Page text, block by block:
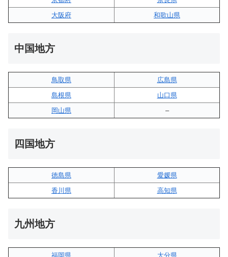
大阪府
和歌山県
中国地方
鳥取県
広島県
島根県
山口県
岡山県
–
四国地方
徳島県
愛媛県
香川県
高知県
九州地方
福岡県 大分県